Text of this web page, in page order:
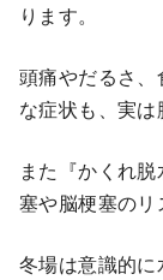
ります。
頭痛やだるさ
な症状も、実は
また『かくれ
塞や脳梗塞のリ
冬場は意識的